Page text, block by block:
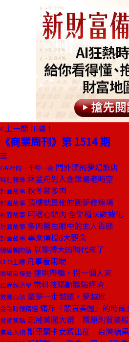
上一期 川普！
《商業周刊》第 1514 期
GARY的一千零一夜 門外漢的夢幻旅店
特別報導 乘盆舟划入金銀島老時空
封面故事 秋冬賞多肉
封面故事 頂樓就是他的圓夢修煉場
封面故事 呵護心頭肉 全靠種法數據化
封面故事 多肉醫生眼中的主人百態
封面故事 專家傳授6大觀念
總編輯的話 以零搏大的時代來了
CEO上線 凡事看兩端
商場自慢塾 連哄帶騙，拐一個人來
風尚經濟學 當科技驅動體驗經濟
教養心法 童夢─走越遠，夢越近
金融時報精選 痛斥「悲哀美國」的時尚
投資焦點 忘掉美國大選 兩原則買美
焦點人物 斯里蘭卡女婿出征 台灣糖